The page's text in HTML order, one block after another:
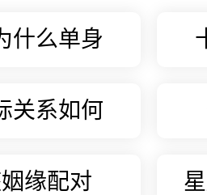
什么单身
关系如何
缘配对